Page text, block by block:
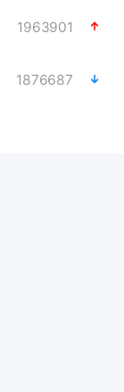
1963901
1876687